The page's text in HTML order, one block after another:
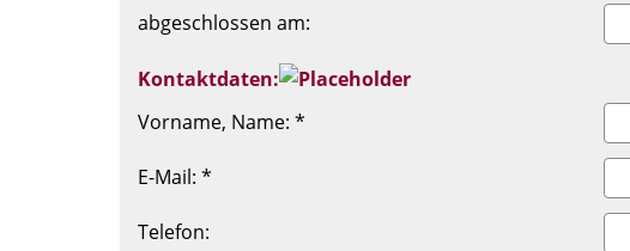
abgeschlossen am:
Kontaktdaten:
Vorname, Name: *
E-Mail: *
Telefon: